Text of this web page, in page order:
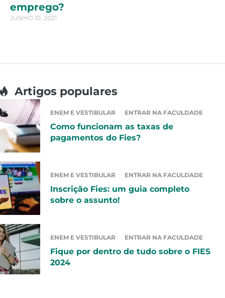
emprego?
JUNHO 10, 2021
Artigos populares
ENEM E VESTIBULAR ENTRAR NA FACULDADE
Como funcionam as taxas de
pagamentos do Fies?
ENEM E VESTIBULAR ENTRAR NA FACULDADE
Inscrição Fies: um guia completo
sobre o assunto!
ENEM E VESTIBULAR ENTRAR NA FACULDADE
Fique por dentro de tudo sobre o FIES
2024